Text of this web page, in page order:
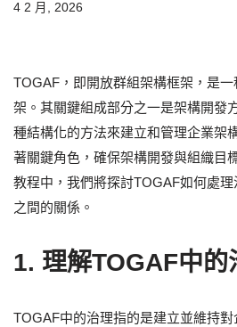
4 2 月, 2026
TOGAF，即開放群組架構框架，是
架。其關鍵組成部分之一是架構開發
種結構化的方法來建立和管理企業架
著關鍵角色，確保架構開發與組織目
教程中，我們將探討TOGAF如何處
之間的關係。
1. 理解TOGAF中的
TOGAF中的治理指的是建立並維持